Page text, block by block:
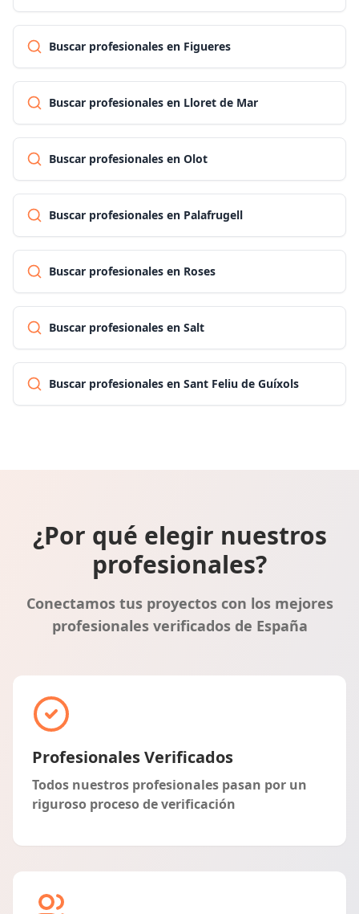
Buscar profesionales en Figueres
Buscar profesionales en Lloret de Mar
Buscar profesionales en Olot
Buscar profesionales en Palafrugell
Buscar profesionales en Roses
Buscar profesionales en Salt
Buscar profesionales en Sant Feliu de Guíxols
¿Por qué elegir nuestros
profesionales?
Conectamos tus proyectos con los mejores
profesionales verificados de España
Profesionales Verificados
Todos nuestros profesionales pasan por un
riguroso proceso de verificación